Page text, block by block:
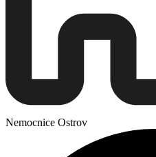
Nemocnice Ostrov